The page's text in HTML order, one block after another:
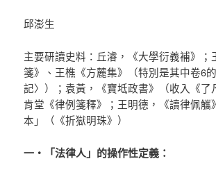
邱澎生
主要研讀史料：丘濬，《大學衍義補》；
箋》、王樵《方麓集》（特別是其中卷6
記〉）；袁黃，《寶坻政書》（收入《了
肯堂《律例箋釋》；王明德，《讀律佩觿
本」（《折獄明珠》）
一‧「法律人」的操作性定義：